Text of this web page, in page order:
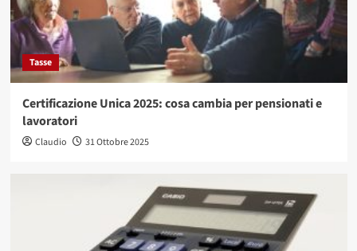
Tasse
Certificazione Unica 2025: cosa cambia per pensionati e
lavoratori
Claudio 31 Ottobre 2025